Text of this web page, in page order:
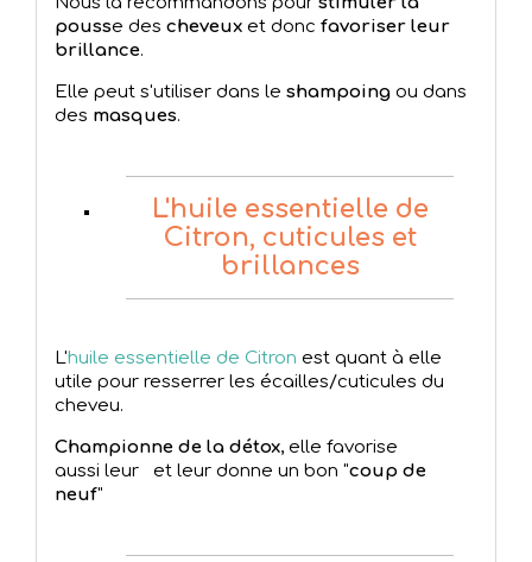
pousse des cheveux et donc favoriser leur
brillance.
Elle peut s'utiliser dans le shampoing ou dans
des masques.
L'huile essentielle de
Citron, cuticules et
brillances
L'huile essentielle de Citron est quant à elle
utile pour resserrer les écailles/cuticules du
cheveu.
Championne de la détox, elle favorise
aussi leur et leur donne un bon "coup de
neuf"